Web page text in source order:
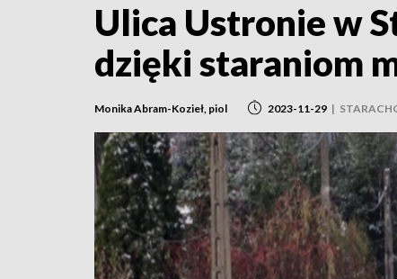
Ulica Ustronie w
dzięki staraniom
Monika Abram-Kozieł, piol 2023-11-29 |